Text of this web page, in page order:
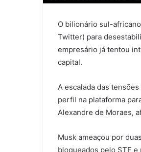
O bilionário sul-
Twitter) para
empresário já tentou
capital.
A escalada das
perfil na plataforma
Alexandre de Moraes,
Musk ameaçou por
bloqueados pelo STF